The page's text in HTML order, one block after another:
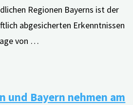
Regionen Bayerns ist der
abgesicherten Erkenntnissen
von …
und Bayern nehmen am